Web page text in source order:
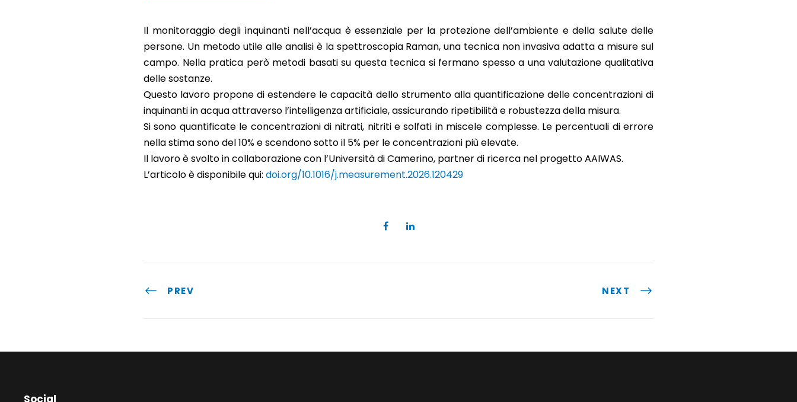
Il monitoraggio degli inquinanti nell’acqua è essenziale per la protezione dell’ambiente e della salute delle
persone. Un metodo utile alle analisi è la spettroscopia Raman, una tecnica non invasiva adatta a misure sul
campo. Nella pratica però metodi basati su questa tecnica si fermano spesso a una valutazione qualitativa
delle sostanze.
Questo lavoro propone di estendere le capacità dello strumento alla quantificazione delle concentrazioni di
inquinanti in acqua attraverso l’intelligenza artificiale, assicurando ripetibilità e robustezza della misura.
Si sono quantificate le concentrazioni di nitrati, nitriti e solfati in miscele complesse. Le percentuali di errore
nella stima sono del 10% e scendono sotto il 5% per le concentrazioni più elevate.
Il lavoro è svolto in collaborazione con l’Università di Camerino, partner di ricerca nel progetto AAIWAS.
L’articolo è disponibile qui: doi.org/10.1016/j.measurement.2026.120429
PREV NEXT
Social